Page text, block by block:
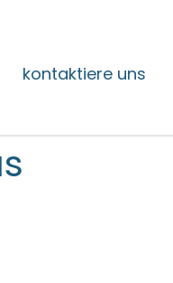
kontaktiere uns